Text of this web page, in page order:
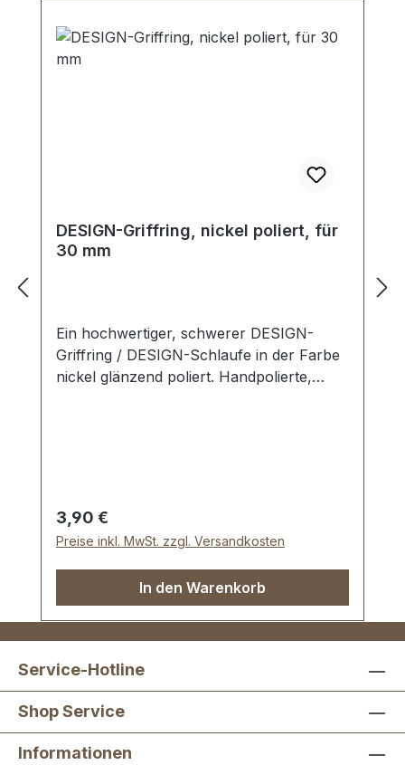
DESIGN-Griffring, nickel poliert, für
30 mm
Ein hochwertiger, schwerer DESIGN-
Griffring / DESIGN-Schlaufe in der Farbe
nickel glänzend poliert. Handpolierte,
Regulärer Preis:
3,90 €
Preise inkl. MwSt. zzgl. Versandkosten
In den Warenkorb
Service-Hotline
Shop Service
Informationen